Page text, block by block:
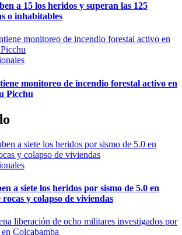
a 15 los heridos y superan las 125
o inhabitables
monitoreo de incendio forestal activo en
Picchu
a siete los heridos por sismo de 5.0 en
y colapso de viviendas